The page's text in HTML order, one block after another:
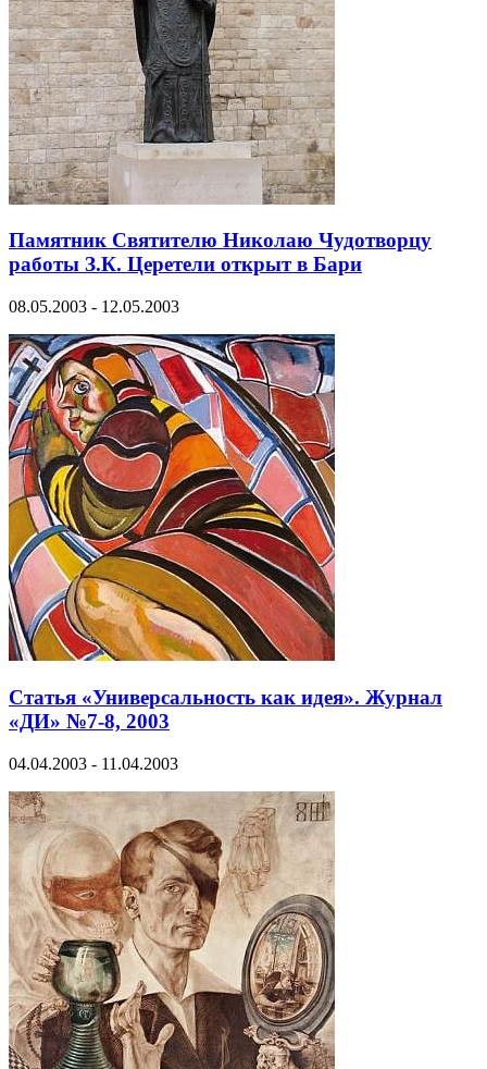
Памятник Святителю Николаю Чудотворцу
работы З.К. Церетели открыт в Бари
08.05.2003 - 12.05.2003
Статья «Универсальность как идея». Журнал
«ДИ» №7-8, 2003
04.04.2003 - 11.04.2003